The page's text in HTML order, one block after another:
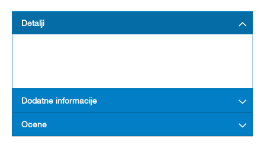
Detalji
Dodatne informacije
Ocene